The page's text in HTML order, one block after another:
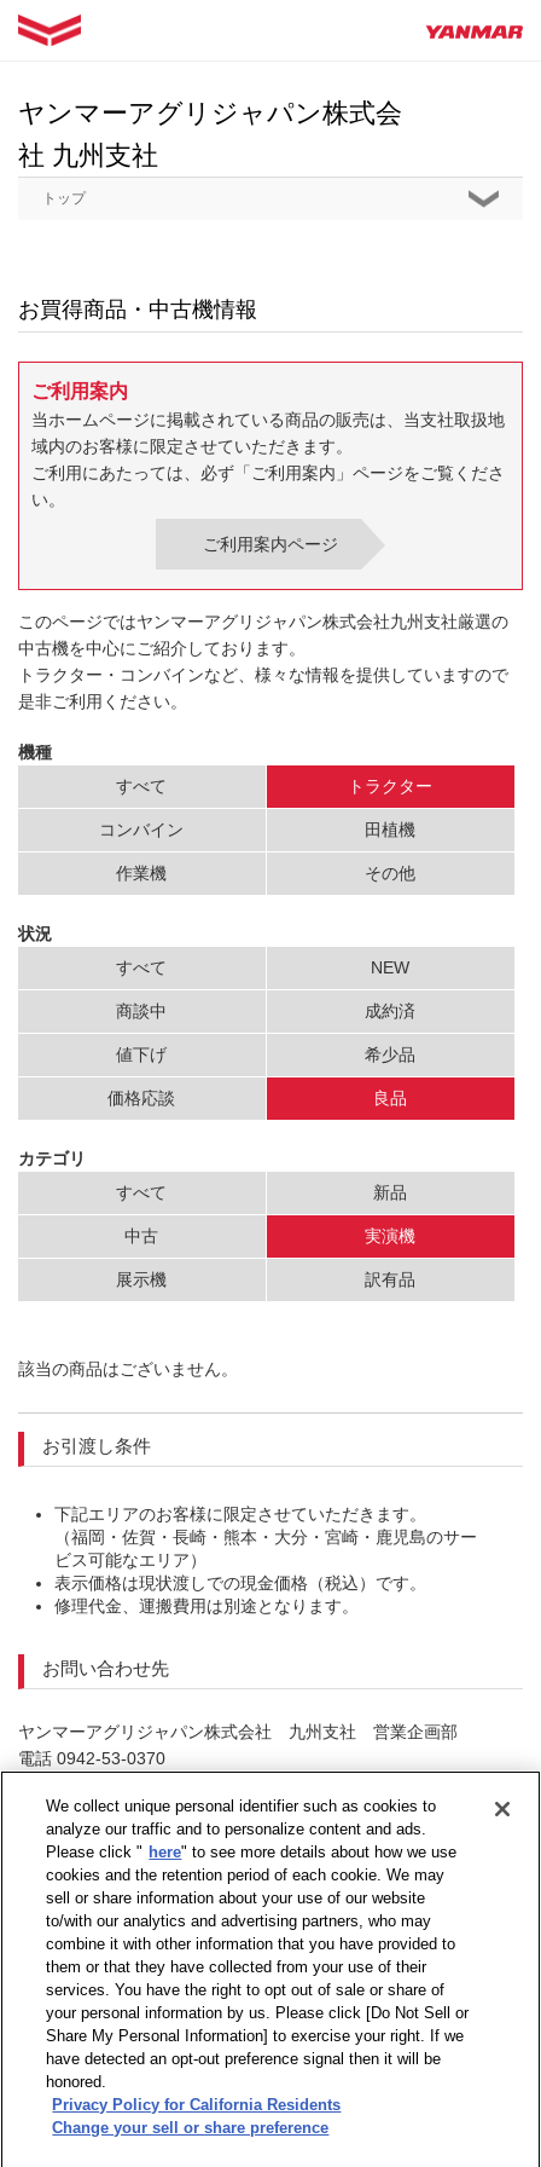
ヤンマーアグリジャパン株式会
社 九州支社
トップ
お買得商品・中古機情報
ご利用案内
当ホームページに掲載されている商品の販売は、当支社取扱地
域内のお客様に限定させていただきます。
ご利用にあたっては、必ず「ご利用案内」ページをご覧くださ
い。
ご利用案内ページ
このページではヤンマーアグリジャパン株式会社九州支社厳選の
中古機を中心にご紹介しております。
トラクター・コンバインなど、様々な情報を提供していますので
是非ご利用ください。
機種
すべて
トラクター
コンバイン 田植機
作業機 その他
状況
すべて
NEW
商談中 成約済
値下げ 希少品
価格応談 良品
カテゴリ
すべて
新品
中古 実演機
展示機 訳有品
該当の商品はございません。
お引渡し条件
下記エリアのお客様に限定させていただきます。
（福岡・佐賀・長崎・熊本・大分・宮崎・鹿児島のサー
ビス可能なエリア）
表示価格は現状渡しでの現金価格（税込）です。
修理代金、運搬費用は別途となります。
お問い合わせ先
ヤンマーアグリジャパン株式会社 九州支社 営業企画部
電話 0942-53-0370
40）We collect unique personal identifier such as cookies to
analyze our traffic and to personalize content and ads.
Please click " here" to see more details about how we use
cookies and the retention period of each cookie. We may
sell or share information about your use of our website
to/with our analytics and advertising partners, who may
combine it with other information that you have provided to
them or that they have collected from your use of their
services. You have the right to opt out of sale or share of
your personal information by us. Please click [Do Not Sell or
Share My Personal Information] to exercise your right. If we
have detected an opt-out preference signal then it will be
honored.
Privacy Policy for California Residents
Change your sell or share preference